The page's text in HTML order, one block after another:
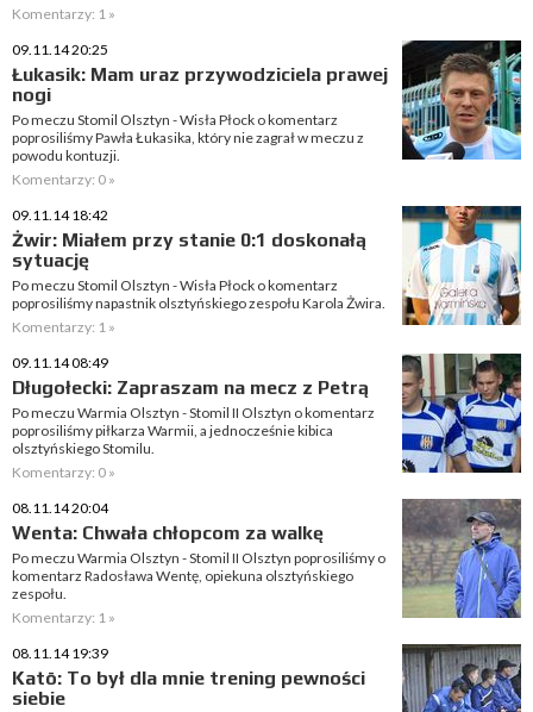
Komentarzy: 1 »
09.11.14 20:25
Łukasik: Mam uraz przywodziciela prawej
nogi
Po meczu Stomil Olsztyn - Wisła Płock o komentarz
poprosiliśmy Pawła Łukasika, który nie zagrał w meczu z
powodu kontuzji.
Komentarzy: 0 »
09.11.14 18:42
Żwir: Miałem przy stanie 0:1 doskonałą
sytuację
Po meczu Stomil Olsztyn - Wisła Płock o komentarz
poprosiliśmy napastnik olsztyńskiego zespołu Karola Żwira.
Komentarzy: 1 »
09.11.14 08:49
Długołecki: Zapraszam na mecz z Petrą
Po meczu Warmia Olsztyn - Stomil II Olsztyn o komentarz
poprosiliśmy piłkarza Warmii, a jednocześnie kibica
olsztyńskiego Stomilu.
Komentarzy: 0 »
08.11.14 20:04
Wenta: Chwała chłopcom za walkę
Po meczu Warmia Olsztyn - Stomil II Olsztyn poprosiliśmy o
komentarz Radosława Wentę, opiekuna olsztyńskiego
zespołu.
Komentarzy: 1 »
08.11.14 19:39
Katō: To był dla mnie trening pewności
siebie